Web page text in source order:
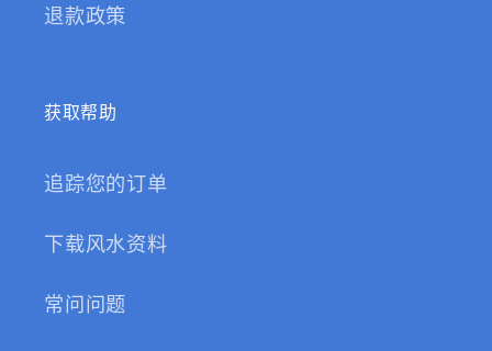
退款政策
获取帮助
追踪您的订单
下载风水资料
常问问题